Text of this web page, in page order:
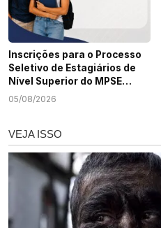
Inscrições para o Processo
Seletivo de Estagiários de
Nível Superior do MPSE
terminam nesta quarta-
05/08/2026